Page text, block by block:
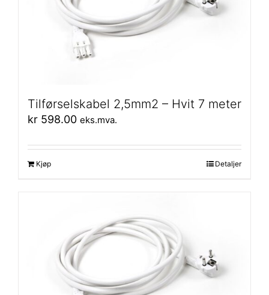
Tilførselskabel 2,5mm2 – Hvit 7 meter
kr 598.00 eks.mva.
Kjøp Detaljer